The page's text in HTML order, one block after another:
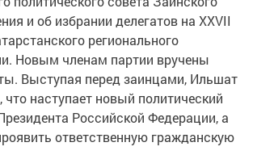
и об избрании делегатов на XXVII
регионального
Новым членам партии вручены
Выступая перед заинцами, Ильшат
наступает новый политический
Российской Федерации, а
ответственную гражданскую